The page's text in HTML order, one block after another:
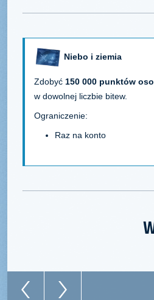
Niebo i ziemia
Zdobyć 150 000 punktów
w dowolnej liczbie bitew.
Ograniczenie:
Raz na konto